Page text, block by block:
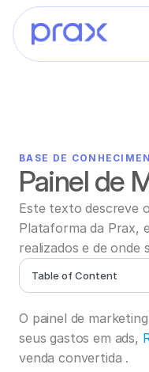
BASE DE
Table of Content
Painel de
Este texto descreve
Plataforma da Prax,
realizados e de onde
O painel de
seus gastos em ads,
venda convertida .